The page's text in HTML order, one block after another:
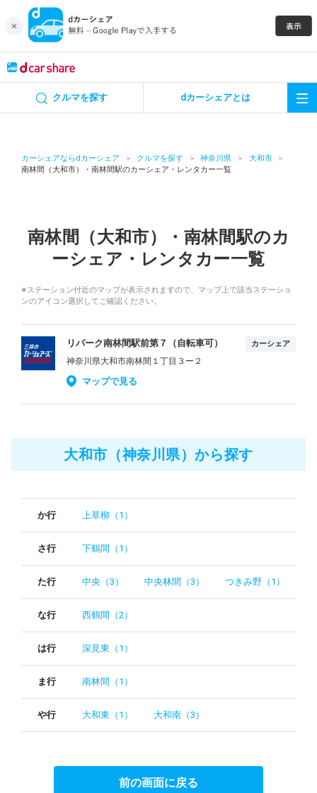
クルマを探す dカーシェアとは
カーシェアならdカーシェア クルマを探す 神奈川県
大和市
南林間（大和市）・南林間駅のカーシェア・レンタカー一覧
南林間（大和市）・南林間駅のカ
ーシェア・レンタカー一覧
※ステーション付近のマップが表示されますので、マップ上で該当ステーショ
ンのアイコン選択してご確認ください。
リパーク南林間駅前第７（自転車可） カーシェア
神奈川県大和市南林間１丁目３ー２
マップで見る
大和市（神奈川県）から探す
か行 上草柳（1）
さ行 下鶴間（1）
た行 中央（3） 中央林間（3） つきみ野（1）
な行 西鶴間（2）
は行 深見東（1）
ま行 南林間（1）
や行 大和東（1） 大和南（3）
前の画面に戻る
カーシェア
特集
アプリの使い方